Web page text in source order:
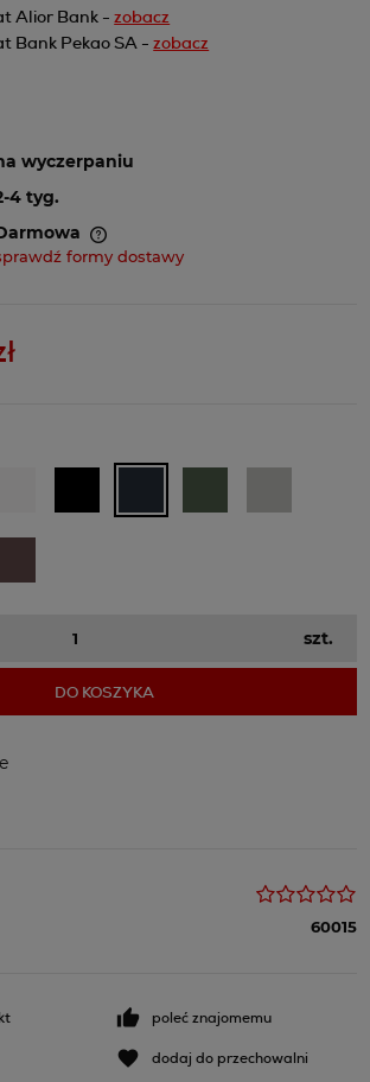
Alior Bank -zobacz
Bank Pekao SA -zobacz
wyczerpaniu
4 tyg.
ewentualnych kosztów płatności
formy dostawy
szt.
DO KOSZYKA
60015
poleć znajomemu
dodaj do przechowalni